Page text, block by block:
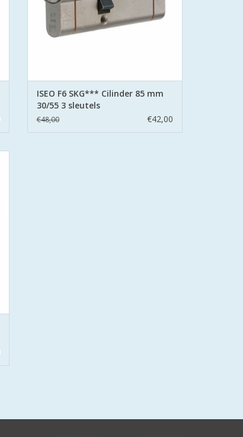
- stalen brug: voorkomt breken
TOEVOEGEN AAN WINKELWAGEN
ISEO F6 SKG*** Cilinder 85 mm
30/55 3 sleutels
€48,00 €42,00